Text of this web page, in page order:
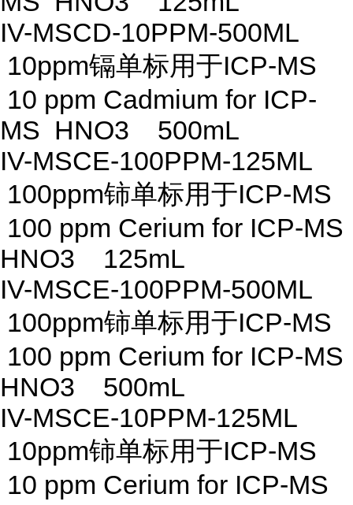
IV-MSCD-10PPM-500ML
10ppm镉单标用于ICP-MS
10 ppm Cadmium for ICP-
MS HNO3 500mL
IV-MSCE-100PPM-125ML
100ppm铈单标用于ICP-MS
100 ppm Cerium for ICP-MS
HNO3 125mL
IV-MSCE-100PPM-500ML
100ppm铈单标用于ICP-MS
100 ppm Cerium for ICP-MS
HNO3 500mL
IV-MSCE-10PPM-125ML
10ppm铈单标用于ICP-MS
10 ppm Cerium for ICP-MS